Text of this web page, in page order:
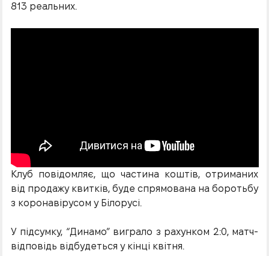
813 реальних.
Клуб повідомляє, що частина коштів, отриманих
від продажу квитків, буде спрямована на боротьбу
з коронавірусом у Білорусі.
У підсумку, “Динамо” виграло з рахунком 2:0, матч-
відповідь відбудеться у кінці квітня.